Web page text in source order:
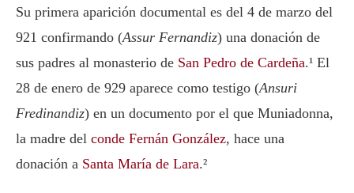
Su primera aparición documental es del 4 de marzo del
921 confirmando (Assur Fernandiz) una donación de
sus padres al monasterio de San Pedro de Cardeña.¹ El
28 de enero de 929 aparece como testigo (Ansuri
Fredinandiz) en un documento por el que Muniadonna,
la madre del conde Fernán González, hace una
donación a Santa María de Lara.²